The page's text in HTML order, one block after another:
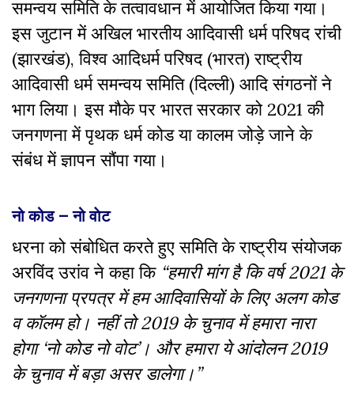
समन्वय समिति के तत्वावधान में आयोजित किया गया।
इस जुटान में अखिल भारतीय आदिवासी धर्म परिषद रांची
(झारखंड), विश्व आदिधर्म परिषद (भारत) राष्ट्रीय
आदिवासी धर्म समन्वय समिति (दिल्ली) आदि संगठनों ने
भाग लिया। इस मौके पर भारत सरकार को 2021 की
जनगणना में पृथक धर्म कोड या कालम जोड़े जाने के
संबंध में ज्ञापन सौंपा गया।
नो कोड – नो वाेट
धरना को संबोधित करते हुए समिति के राष्ट्रीय संयोजक
अरविंद उरांव ने कहा कि “हमारी मांग है कि वर्ष 2021 के
जनगणना प्रपत्र में हम आदिवासियों के लिए अलग कोड
व कॉलम हो। नहीं तो 2019 के चुनाव में हमारा नारा
होगा ‘नो कोड नो वोट’। और हमारा ये आंदोलन 2019
के चुनाव में बड़ा असर डालेगा।”